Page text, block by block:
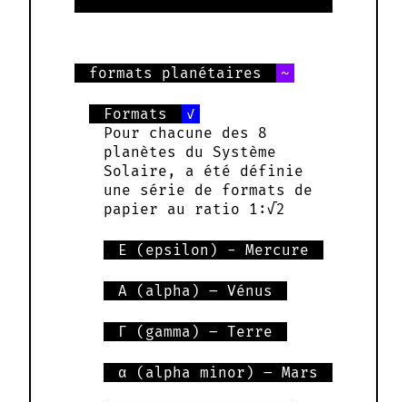
formats planétaires
Formats
Pour chacune des 8
planètes du Système
Solaire, a été définie
une série de formats de
papier au ratio 1:√2
Ε (epsilon) - Mercure
Α (alpha) – Vénus
Γ (gamma) – Terre
α (alpha minor) – Mars